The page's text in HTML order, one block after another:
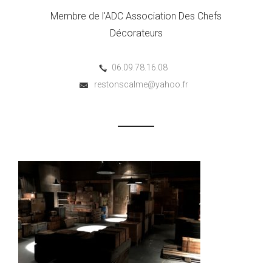
Membre de l'ADC Association Des Chefs
Décorateurs
06.09.78.16.08
restonscalme@yahoo.fr